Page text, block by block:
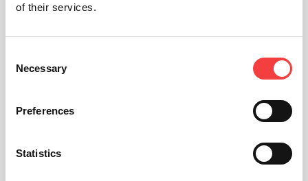
of their services.
Selection
Necessary
Preferences
Statistics